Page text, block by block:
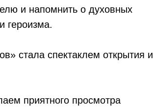
и напомнить о духовных
героизма.
стала спектаклем открытия и
приятного просмотра